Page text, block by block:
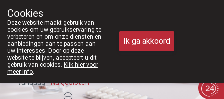
zijn we voortaan ook weer op zaterdag open van 8u30 tot
011/610300
Vandaag Nugesloten
Cookies
Deze website maakt gebruik van
cookies om uw gebruikservaring te
verbeteren en om onze diensten en
aanbiedingen aan te passen aan
uw interesses. Door op deze
website te blijven, accepteert u dit
gebruik van cookies. Klik hier voor
meer info.
Ik ga akkoord